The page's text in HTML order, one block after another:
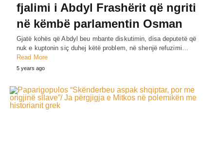
fjalimi i Abdyl Frashërit që ngriti
në këmbë parlamentin Osman
Gjatë kohës që Abdyl beu mbante diskutimin, disa deputetë që
nuk e kuptonin siç duhej këtë problem, në shenjë refuzimi…
Read More
5 years ago